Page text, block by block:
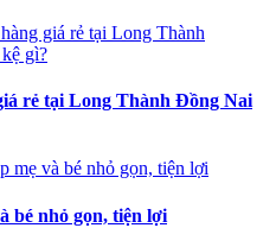
rẻ tại Long Thành Đồng Nai
bé nhỏ gọn, tiện lợi